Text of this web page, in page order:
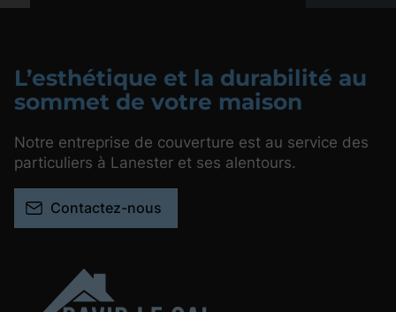
L’esthétique et la durabilité au
sommet de votre maison
Notre entreprise de couverture est au service des
particuliers à Lanester et ses alentours.
Contactez-nous